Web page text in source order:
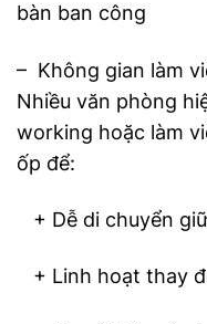
bàn ban công
– Không gian làm
Nhiều văn phòng
working hoặc làm
ốp để:
+ Dễ di chuyển
+ Linh hoạt thay